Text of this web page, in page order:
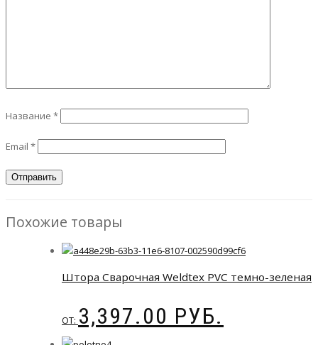
Название *
Email *
Похожие товары
Штора Сварочная Weldtex PVC темно-зеленая
ОТ: 3,397.00 РУБ.